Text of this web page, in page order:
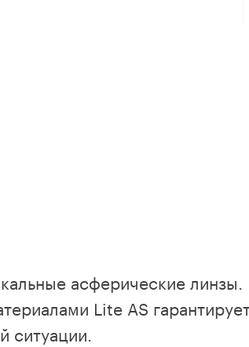
асферические
Lite AS
ситуации.